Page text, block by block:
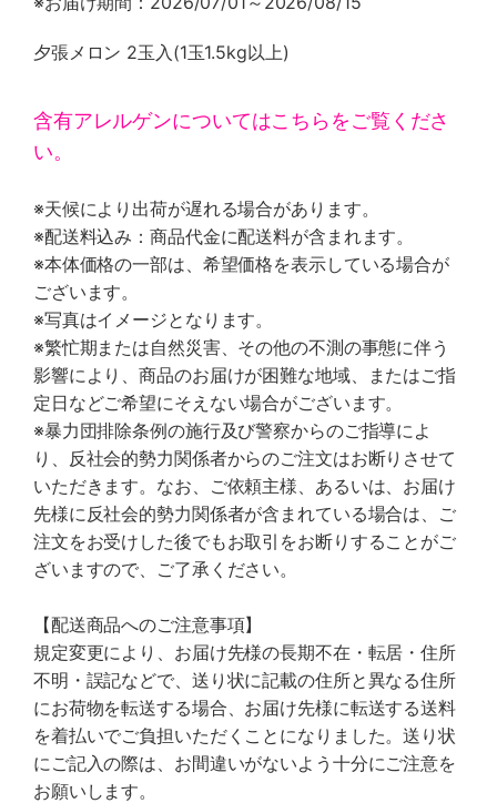
夕張メロン 2玉入(1玉1.5kg以上)
含有アレルゲンについてはこちらをご覧くださ
い。
※天候により出荷が遅れる場合があります。
※配送料込み：商品代金に配送料が含まれます。
※本体価格の一部は、希望価格を表示している場合が
ございます。
※写真はイメージとなります。
※繁忙期または自然災害、その他の不測の事態に伴う
影響により、商品のお届けが困難な地域、またはご指
定日などご希望にそえない場合がございます。
※暴力団排除条例の施行及び警察からのご指導によ
り、反社会的勢力関係者からのご注文はお断りさせて
いただきます。なお、ご依頼主様、あるいは、お届け
先様に反社会的勢力関係者が含まれている場合は、ご
注文をお受けした後でもお取引をお断りすることがご
ざいますので、ご了承ください。
【配送商品へのご注意事項】
規定変更により、お届け先様の長期不在・転居・住所
不明・誤記などで、送り状に記載の住所と異なる住所
にお荷物を転送する場合、お届け先様に転送する送料
を着払いでご負担いただくことになりました。送り状
にご記入の際は、お間違いがないよう十分にご注意を
お願いします。